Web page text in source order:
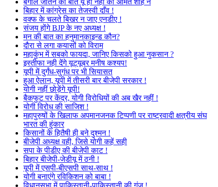
बंगाल जीतने की बात यूँ ही नहीं की अमित शाह ने
बिहार में कांग्रेस का तेजस्वी दाँव !
वक्फ के चलते बिखर न जाए एनडीए !
संजय होंगे BJP के नए अध्यक्ष !
मन की बात का हनुमानकाइन्ड कौन?
दौरा से लगा कयासों को विराम
महाकुंभ में सबको फायदा, जानिए किसको हुआ नुकसान ?
इस्तीफा नही देंगे यूट्यूबर मनीष कश्यप!
यूपी में दुर्गंध-सुगंध पर भी सियासत
हुआ ऐलान, यूपी में तीसरी बार बीजेपी सरकार !
योगी नहीं छोड़ेंगे यूपी!
बैकफुट पर केंद्र, योगी विरोधियों की अब खैर नहीं !
योगी विरोध की साजिश !
महापुरुषों के खिलाफ अपमानजनक टिप्पणी पर राष्ट्रवादी क्षत्रीय संघ
भारत की हुंकार
किसानों के हितैषी ही बने दुश्मन !
बीजेपी अध्यक्ष वही, जिसे योगी कहें सही
सपा के पीडीए की बीजेपी काट !
बिहार बीजेपी-जेडीयू में ठनी !
यूपी में एसपी-बीएसपी साथ-साथ !
योगी बनाएंगे रविकिशन को बाबा !
विधानसभा में पाकिस्तानी-पाकिस्तानी की गूंज !